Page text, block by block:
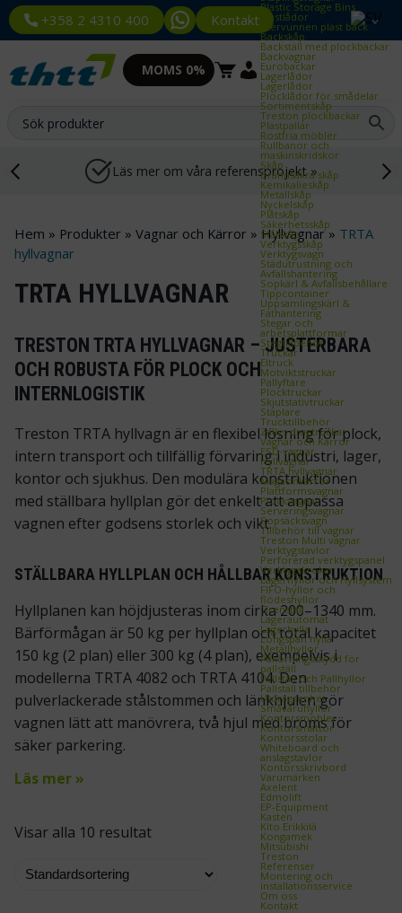
+358 2 4310 400 Kontakt
Plastic Storage Bins
Plastlådor
Återvunnen plast back
Backskåp
Backställ med plockbackar
Backvagnar
Eurobackar
Lagerlådor
Lagerlådor
Plocklådor för smådelar
Sortimentskåp
Treston plockbackar
Plastpallar
Rostfria möbler
Rullbanor och
maskinskridskor
Skåp
Brandsäkra skåp
Kemikalieskåp
Metallskåp
Nyckelskåp
Plåtskåp
Säkerhetsskåp
Stålskåp
Verktygsskåp
Verktygsvagn
Städutrustning och
Avfallshantering
Sopkärl & Avfallsbehållare
Tippcontainer
Uppsamlingskärl &
Fathantering
Stegar och
arbetsplattformar
Stegtillbehör
Truckar
Eltruck
Motviktstruckar
Pallyftare
Plocktruckar
Skjutstativtruckar
Staplare
Trucktillbehör
Zallys dragtruckar
Vagnar och Kärror
ESD‑vagnar
Hyllvagnar
TRTA hyllvagnar
Magasinkärror
Plattformsvagnar
Plockvagnar
Serveringsvagnar
Sopsäcksvagn
Tillbehör till vagnar
Treston Multi vagnar
Verktygstavlor
Perforerad verktygspanel
Verktygskrokar
Lagerhyllor och Hyllsystem
FIFO‑hyllor och
flödeshyllor
Grenställ
Lagerautomat
Lagerhylla
Longspan hylla
Metallhyllor
Påkörningsskydd för
pallställ
Pallställ och Pallhyllor
Pallställ tillbehör
Utdragsenhet
Småvaruhyllor
Kontorsmöbler
Kontorsmattor
Kontorsstolar
Whiteboard och
anslagstavlor
Kontorsskrivbord
Varumärken
Axelent
Edmolift
EP-Equipment
Kasten
Kito Erikkilä
Kongamek
Mitsubishi
Treston
Referenser
Montering och
installationsservice
Om oss
Kontakt
MOMS 0%
Läs mer om våra referensprojekt »
Hem » Produkter » Vagnar och Kärror » Hyllvagnar» TRTA
hyllvagnar
TRTA HYLLVAGNAR
TRESTON TRTA HYLLVAGNAR – JUSTERBARA
OCH ROBUSTA FÖR PLOCK OCH
INTERNLOGISTIK
Treston TRTA hyllvagn är en flexibel lösning för plock,
intern transport och tillfällig förvaring i industri, lager,
kontor och sjukhus. Den modulära konstruktionen
med ställbara hyllplan gör det enkelt att anpassa
vagnen efter godsens storlek och vikt.
STÄLLBARA HYLLPLAN OCH HÅLLBAR KONSTRUKTION
Hyllplanen kan höjdjusteras inom cirka 200–1340 mm.
Bärförmågan är 50 kg per hyllplan och total kapacitet
150 kg (2 plan) eller 300 kg (4 plan), exempelvis i
modellerna TRTA 4082 och TRTA 4104. Den
pulverlackerade stålstommen och länkhjulen gör
vagnen lätt att manövrera, två hjul med broms för
säker parkering.
Läs mer »
Visar alla 10 resultat